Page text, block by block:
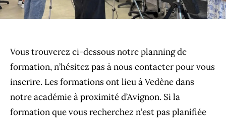
Vous trouverez ci-dessous notre planning de
formation, n’hésitez pas à nous contacter pour vous
inscrire. Les formations ont lieu à Vedène dans
notre académie à proximité d’Avignon. Si la
formation que vous recherchez n’est pas planifiée